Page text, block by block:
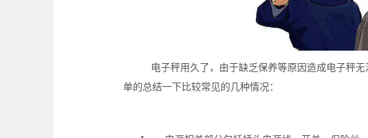
电子秤用久了，由于缺乏保养等原因造成电子秤无
单的总结一下比较常见的几种情况：